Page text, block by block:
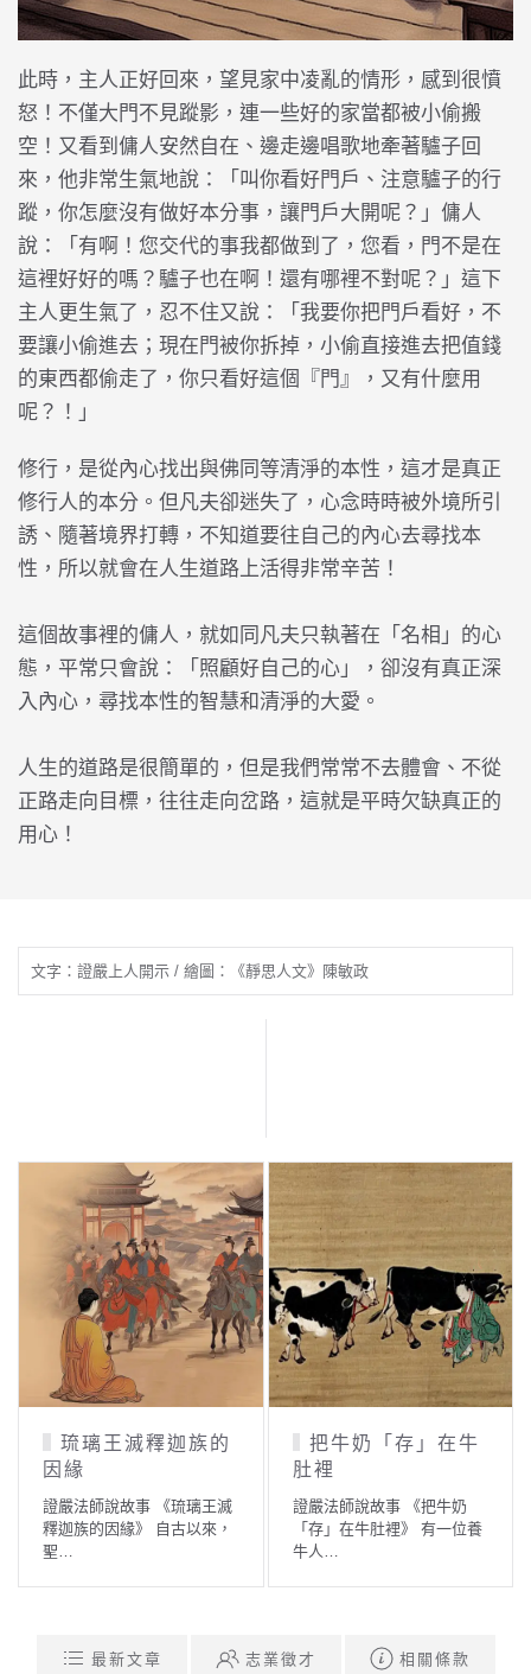
此時，主人正好回來，望見家中凌亂的情形，感到很憤
怒！不僅大門不見蹤影，連一些好的家當都被小偷搬
空！又看到傭人安然自在、邊走邊唱歌地牽著驢子回
來，他非常生氣地說：「叫你看好門戶、注意驢子的行
蹤，你怎麼沒有做好本分事，讓門戶大開呢？」傭人
說：「有啊！您交代的事我都做到了，您看，門不是在
這裡好好的嗎？驢子也在啊！還有哪裡不對呢？」這下
主人更生氣了，忍不住又說：「我要你把門戶看好，不
要讓小偷進去；現在門被你拆掉，小偷直接進去把值錢
的東西都偷走了，你只看好這個『門』，又有什麼用
呢？！」
修行，是從內心找出與佛同等清淨的本性，這才是真正
修行人的本分。但凡夫卻迷失了，心念時時被外境所引
誘、隨著境界打轉，不知道要往自己的內心去尋找本
性，所以就會在人生道路上活得非常辛苦！
這個故事裡的傭人，就如同凡夫只執著在「名相」的心
態，平常只會說：「照顧好自己的心」，卻沒有真正深
入內心，尋找本性的智慧和清淨的大愛。
人生的道路是很簡單的，但是我們常常不去體會、不從
正路走向目標，往往走向岔路，這就是平時欠缺真正的
用心！
文字：證嚴上人開示 / 繪圖：《靜思人文》陳敏政
琉璃王滅釋迦族的
因緣
證嚴法師說故事 《琉璃王滅
釋迦族的因緣》 自古以來，
聖…
把牛奶「存」在牛
肚裡
證嚴法師說故事 《把牛奶
「存」在牛肚裡》 有一位養
牛人…
最新文章 志業徵才 相關條款